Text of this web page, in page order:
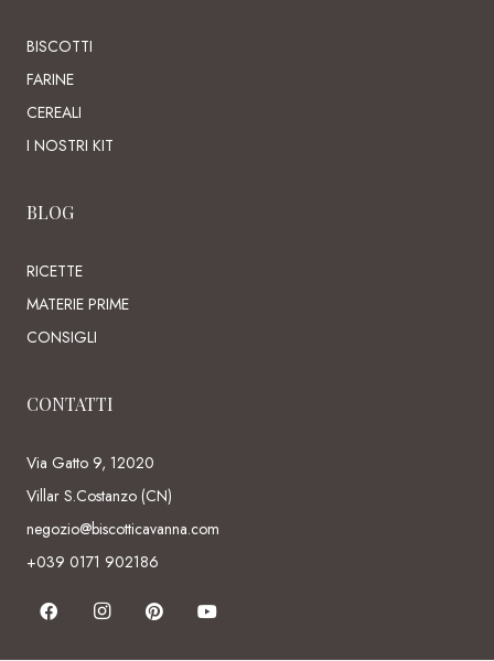
BISCOTTI
FARINE
CEREALI
I NOSTRI KIT
BLOG
RICETTE
MATERIE PRIME
CONSIGLI
CONTATTI
Via Gatto 9, 12020
Villar S.Costanzo (CN)
negozio@biscotticavanna.com
+039 0171 902186